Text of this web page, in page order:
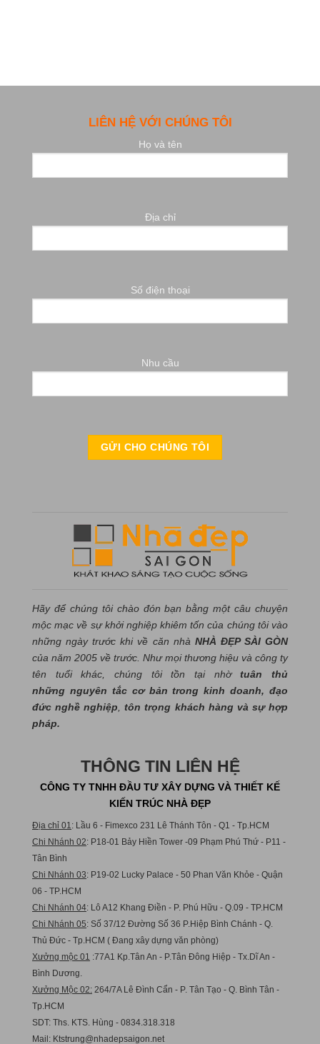
LIÊN HỆ VỚI CHÚNG TÔI
Họ và tên
Địa chỉ
Số điện thoại
Nhu cầu
Hãy để chúng tôi chào đón bạn bằng một câu chuyện
mộc mạc về sự khởi nghiệp khiêm tốn của chúng tôi vào
những ngày trước khi về căn nhà NHÀ ĐẸP SÀI GÒN
của năm 2005 về trước. Như mọi thương hiệu và công ty
tên tuổi khác, chúng tôi tồn tại nhờtuân thủ
những nguyên tắc cơ bản trong kinh doanh, đạo
đức nghề nghiệp ,tôn trọng khách hàng và sự hợp
pháp.
THÔNG TIN LIÊN HỆ
CÔNG TY TNHH ĐẦU TƯ XÂY DỰNG VÀ THIẾT KẾ
KIẾN TRÚC NHÀ ĐẸP
Địa chỉ 01 : Lầu 6 - Fimexco 231 Lê Thánh Tôn - Q1 - Tp.HCM
Chi Nhánh 02: P18-01 Bảy Hiền Tower -09 Phạm Phú Thứ - P11 -
Tân Bình
Chi Nhánh 03: P19-02 Lucky Palace - 50 Phan Văn Khỏe - Quận
06 - TP.HCM
Chi Nhánh 04: Lô A12 Khang Điền - P. Phú Hữu - Q.09 - TP.HCM
Chi Nhánh 05: Số 37/12 Đường Số 36 P.Hiệp Bình Chánh - Q.
Thủ Đức - Tp.HCM ( Đang xây dựng văn phòng)
Xưởng mộc 01
:77A1 Kp.Tân An - P.Tân Đông Hiệp - Tx.Dĩ An -
Bình Dương.
Xưởng Mộc 02: 264/7A Lê Đình Cẩn - P. Tân Tạo - Q. Bình Tân -
Tp.HCM
SDT: Ths. KTS. Hùng - 0834.318.318
Mail: Ktstrung@nhadepsaigon.net